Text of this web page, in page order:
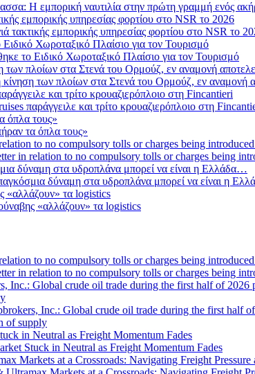
Η εμπορική ναυτιλία στην πρώτη γραμμή ενός
τακτικής εμπορικής υπηρεσίας φορτίου στο NSR το
το Ειδικό Χωροταξικό Πλαίσιο για τον Τουρισμό
των πλοίων στα Στενά του Ορμούζ, εν αναμονή
παράγγειλε και τρίτο κρουαζιερόπλοιο στη
τα όπλα τους»
in relation to no compulsory tolls or charges being
δύναμη στα υδροπλάνα μπορεί να είναι η
«αλλάζουν» τα logistics
in relation to no compulsory tolls or charges being
Inc.: Global crude oil trade during the first half
of supply
Stuck in Neutral as Freight Momentum Fades